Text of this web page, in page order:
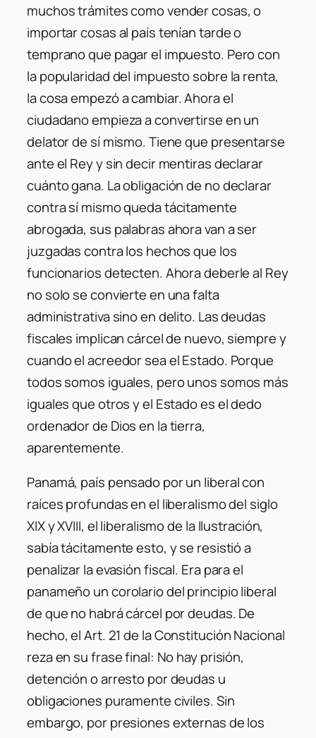
muchos trámites como vender cosas, o
importar cosas al país tenían tarde o
temprano que pagar el impuesto. Pero con
la popularidad del impuesto sobre la renta,
la cosa empezó a cambiar. Ahora el
ciudadano empieza a convertirse en un
delator de sí mismo. Tiene que presentarse
ante el Rey y sin decir mentiras declarar
cuánto gana. La obligación de no declarar
contra sí mismo queda tácitamente
abrogada, sus palabras ahora van a ser
juzgadas contra los hechos que los
funcionarios detecten. Ahora deberle al Rey
no solo se convierte en una falta
administrativa sino en delito. Las deudas
fiscales implican cárcel de nuevo, siempre y
cuando el acreedor sea el Estado. Porque
todos somos iguales, pero unos somos más
iguales que otros y el Estado es el dedo
ordenador de Dios en la tierra,
aparentemente.
Panamá, país pensado por un liberal con
raíces profundas en el liberalismo del siglo
XIX y XVIII, el liberalismo de la Ilustración,
sabía tácitamente esto, y se resistió a
penalizar la evasión fiscal. Era para el
panameño un corolario del principio liberal
de que no habrá cárcel por deudas. De
hecho,el Art. 21 de la Constitución Nacional
reza en su frase final: No hay prisión,
detención o arresto por deudas u
obligaciones puramente civiles. Sin
embargo, por presiones externas de los